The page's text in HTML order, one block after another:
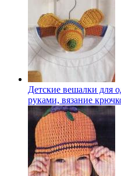
Детские вешалки для
руками, вязание